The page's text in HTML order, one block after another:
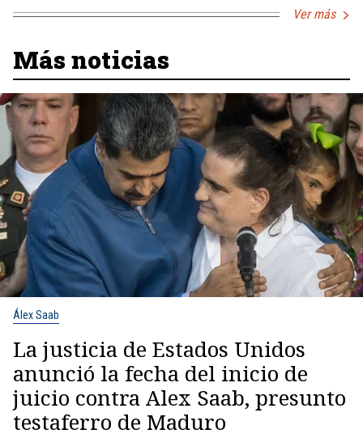
Ver más
Más noticias
Álex Saab
La justicia de Estados Unidos
anunció la fecha del inicio de
juicio contra Alex Saab, presunto
testaferro de Maduro